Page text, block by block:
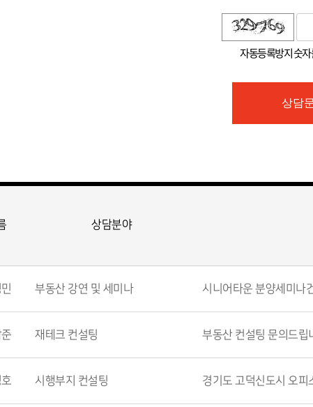
자동등록방지 숫
상담
상담분야
부동산 강연 및 세미나 시니어타운 분양세미나
재테크 컨설팅 부동산 컨설팅 문의드립
시행부지 컨설팅 경기도 고덕신도시 오피